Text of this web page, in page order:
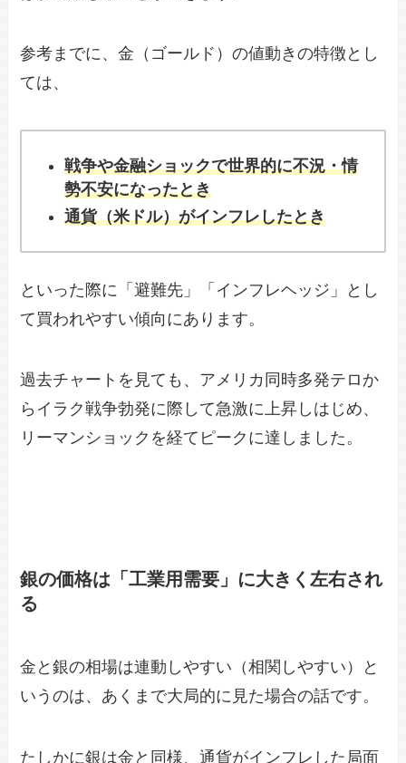
参考までに、金（ゴールド）の値動きの特徴とし
ては、
戦争や金融ショックで世界的に不況・情
勢不安になったとき
通貨（米ドル）がインフレしたとき
といった際に「避難先」「インフレヘッジ」とし
て買われやすい傾向にあります。
過去チャートを見ても、アメリカ同時多発テロか
らイラク戦争勃発に際して急激に上昇しはじめ、
リーマンショックを経てピークに達しました。
銀の価格は「工業用需要」に大きく左右され
る
金と銀の相場は連動しやすい（相関しやすい）と
いうのは、あくまで大局的に見た場合の話です。
たしかに銀は金と同様、通貨がインフレした局面